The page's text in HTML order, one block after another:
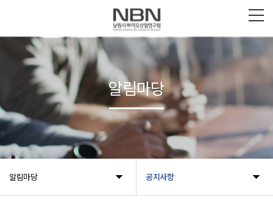
알림마당 공지사항
알림마당